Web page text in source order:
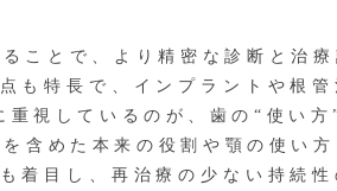
ことで、より精密な診断と治療
も特長で、インプラントや根管
視しているのが、歯の“使い方
含めた本来の役割や顎の使い方
着目し、再治療の少ない持続性